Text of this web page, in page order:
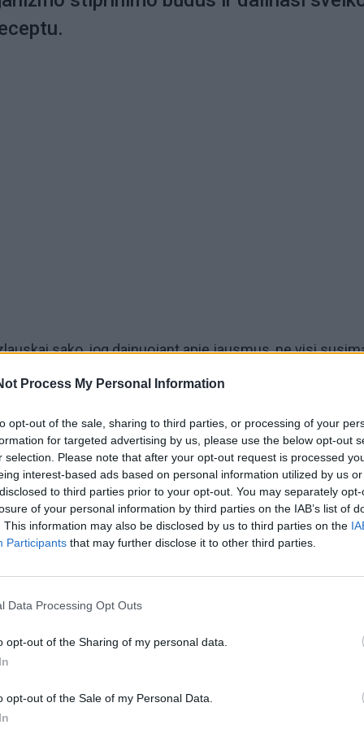
Process My Personal Information
opt-out of the sale, sharing to third parties, or processing of your
for targeted advertising by us, please use the below opt-out
selection. Please note that after your opt-out request is processed
interest-based ads based on personal information utilized by us
to third parties prior to your opt-out. You may separately
of your personal information by third parties on the IAB’s list of
This information may also be disclosed by us to third parties on the
Participants that may further disclose it to other third parties.
Data Processing Opt Outs
opt-out of the Sharing of my personal data.
opt-out of the Sale of my Personal Data.
sako, jog dainuojant apie jausmus, ne visi
svarbi yra širdis. Lietuvoje širdies ir kraujagyslių
pasakoja, jog su amžiumi vis labiau ima jausti nuovargį
hipertenzijos problemas.
šokinėjančio kraujospūdžio problema. Nuo
nemigos, nuo to, kad mes nepailsime laiku, kartais
Būna atsikeliu nuo galvos skausmo ir kuomet
atšventęs Petras Kazlauskas tikina, jog rūpintis
per vėlu. Jis drąsiai žiemą neria į eketę, grūdinasi
ir atsakingai puoselėja su metais neblėstančią